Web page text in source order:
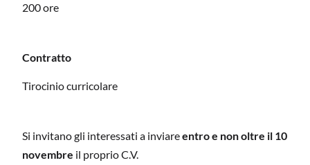
200 ore
Contratto
Tirocinio curricolare
Si invitano gli interessati a inviareentro e non oltre il 10
novembre il proprio C.V.